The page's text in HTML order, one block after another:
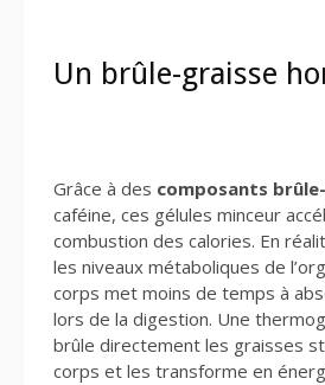
Un brûle-graisse
Grâce à des composants
caféine, ces gélules minceur
combustion des calories. En
les niveaux métaboliques de
corps met moins de temps à
lors de la digestion. Une
brûle directement les graisses
corps et les transforme en